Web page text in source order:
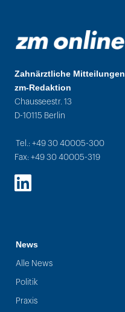
Zahnärztliche Mitteilungen
zm-Redaktion
Chausseestr. 13
D-10115 Berlin
Tel.: +49 30 40005-300
Fax: +49 30 40005-319
LinkedIn
News
Alle News
Politik
Praxis